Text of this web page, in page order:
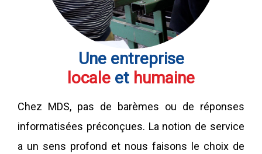
Une entreprise
locale et humaine
Chez MDS, pas de barèmes ou de réponses
informatisées préconçues. La notion de service
a un sens profond et nous faisons le choix de